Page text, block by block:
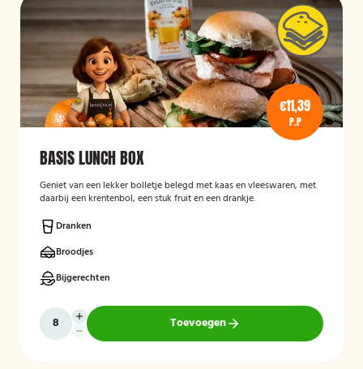
€11,39
P.P
BASIS LUNCH BOX
Geniet van een lekker bolletje belegd met kaas en vleeswaren, met
daarbij een krentenbol, een stuk fruit en een drankje.
Dranken
Broodjes
Bijgerechten
Toevoegen